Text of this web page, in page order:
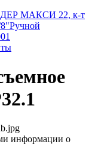
МАКСИ 22, к-т
Ручной
информации о